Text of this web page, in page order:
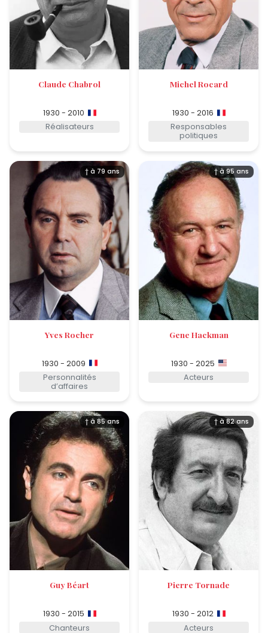
Claude Chabrol
1930 - 2010
Réalisateurs
Michel Rocard
1930 - 2016
Responsables
politiques
† à 79 ans
Yves Rocher
1930 - 2009
Personnalités
d’affaires
† à 95 ans
Gene Hackman
1930 - 2025
Acteurs
† à 85 ans
Guy Béart
1930 - 2015
Chanteurs
† à 82 ans
Pierre Tornade
1930 - 2012
Acteurs